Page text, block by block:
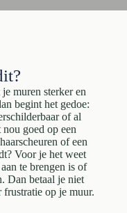
muren sterker en
begint het gedoe:
of al
goed op een
of een
Voor je het weet
te brengen is of
Dan betaal je niet
op je muur.